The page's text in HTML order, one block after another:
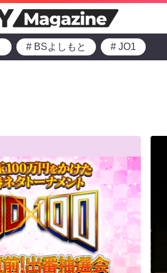
# BSよしもと # JO1